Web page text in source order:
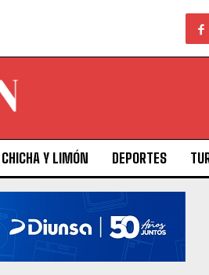
CHICHA Y LIMÓN DEPORTES